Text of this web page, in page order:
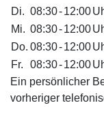
Di. 08:30-12:00
Mi. 08:30-12:00
Do. 08:30-12:00
Fr.
08:30-12:00
Ein persönlicher
vorheriger